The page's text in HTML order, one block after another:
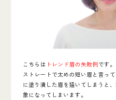
こちらは トレンド眉の失敗例です。
ストレートで太めの短い眉と言っ
に塗り潰した眉を描いてしまうと
象になってしまいます。